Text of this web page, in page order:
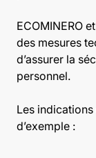
ECOMINERO
des mesures
d’assurer la
personnel.
Les
d’exemple :